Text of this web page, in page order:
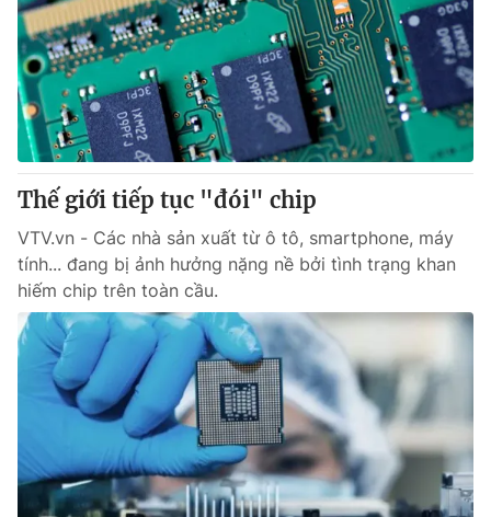
Thế giới tiếp tục "đói" chip
VTV.vn - Các nhà sản xuất từ ô tô, smartphone, máy
tính... đang bị ảnh hưởng nặng nề bởi tình trạng khan
hiếm chip trên toàn cầu.